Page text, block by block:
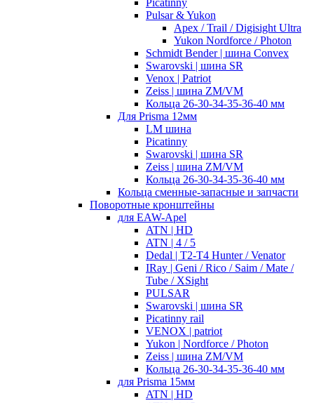
Picatinny
Pulsar & Yukon
Apex / Trail / Digisight Ultra
Yukon Nordforce / Photon
Schmidt Bender | шина Convex
Swarovski | шина SR
Venox | Patriot
Zeiss | шина ZM/VM
Кольца 26-30-34-35-36-40 мм
Для Prisma 12мм
LM шина
Picatinny
Swarovski | шина SR
Zeiss | шина ZM/VM
Кольца 26-30-34-35-36-40 мм
Кольца сменные-запасные и запчасти
Поворотные кронштейны
для EAW-Apel
ATN | HD
ATN | 4 / 5
Dedal | T2-T4 Hunter / Venator
IRay | Geni / Rico / Saim / Mate /
Tube / XSight
PULSAR
Swarovski | шина SR
Picatinny rail
VENOX | patriot
Yukon | Nordforce / Photon
Zeiss | шина ZM/VM
Кольца 26-30-34-35-36-40 мм
для Prisma 15мм
ATN | HD